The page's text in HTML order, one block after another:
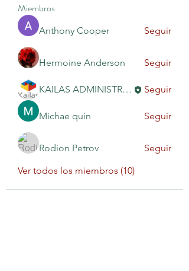
Miembros
Anthony Cooper Seguir
Hermoine Anderson Seguir
KAILAS ADMINISTRACIÓN Seguir
Michae quin Seguir
Rodion Petrov
Seguir
Ver todos los miembros (10)